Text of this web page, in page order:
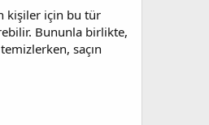
kişiler için bu tür
Bununla birlikte,
saçın